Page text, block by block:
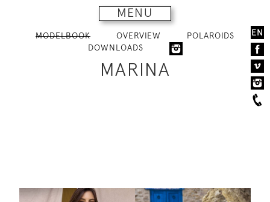
MENU
EN
MODELBOOK OVERVIEW
POLAROIDS
DOWNLOADS
MARINA